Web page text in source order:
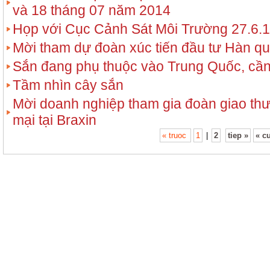
và 18 tháng 07 năm 2014
Họp với Cục Cảnh Sát Môi Trường
Mời tham dự đoàn xúc tiến đầu tư Hàn
Sắn đang phụ thuộc vào Trung Quốc, cần
Tầm nhìn cây sắn
Mời doanh nghiệp tham gia đoàn giao
mại tại Braxin
« truoc 1 2 tiep » «